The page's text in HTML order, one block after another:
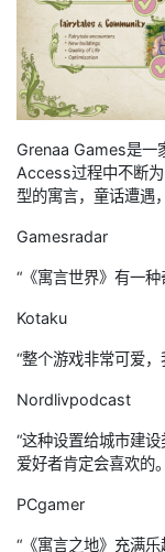
Grenaa Games是一
Access过程中不断
型的寓言，童话遭遇
Gamesradar
“《寓言世界》有一
Kotaku
“整个游戏非常可爱
Nordlivpodcast
“这种设置给城市建
爱好者肯定会喜欢的
PCgamer
“《寓言之地》充满